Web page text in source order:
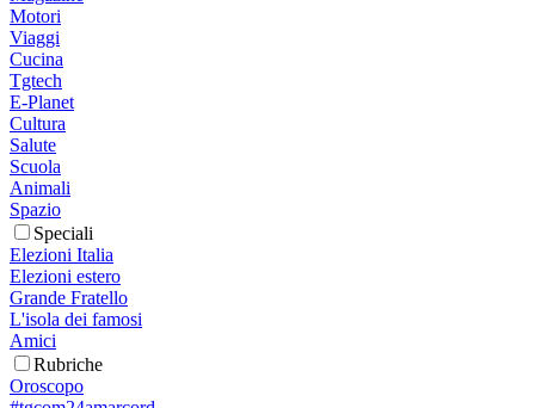
Motori
Viaggi
Cucina
Tgtech
E-Planet
Cultura
Salute
Scuola
Animali
Spazio
Speciali
Elezioni Italia
Elezioni estero
Grande Fratello
L'isola dei famosi
Amici
Rubriche
Oroscopo